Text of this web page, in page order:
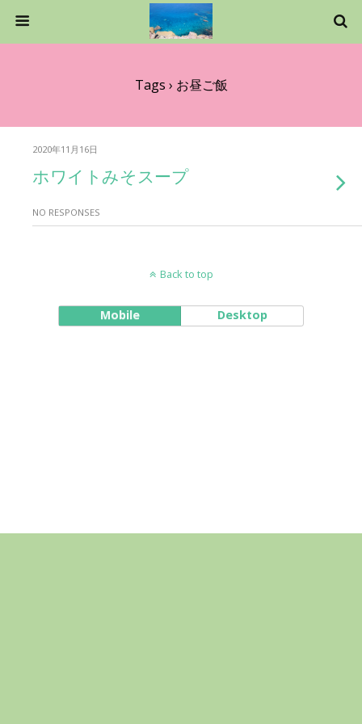
Tags › お昼ご飯
2020年11月16日
ホワイトみそスープ
NO RESPONSES
Back to top
Mobile Desktop